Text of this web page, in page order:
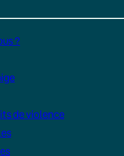
?
de violence